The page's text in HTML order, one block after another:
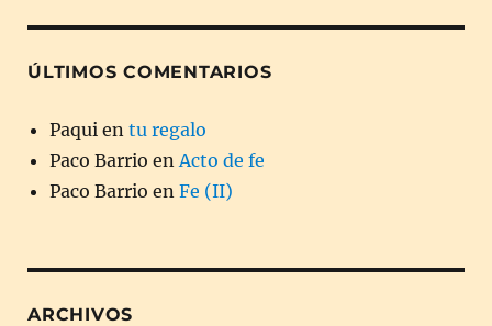
ÚLTIMOS COMENTARIOS
Paqui en tu regalo
Paco Barrio en Acto de fe
Paco Barrio en Fe (II)
ARCHIVOS